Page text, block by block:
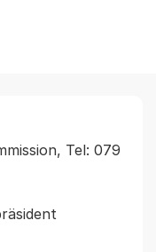
Tel: 079